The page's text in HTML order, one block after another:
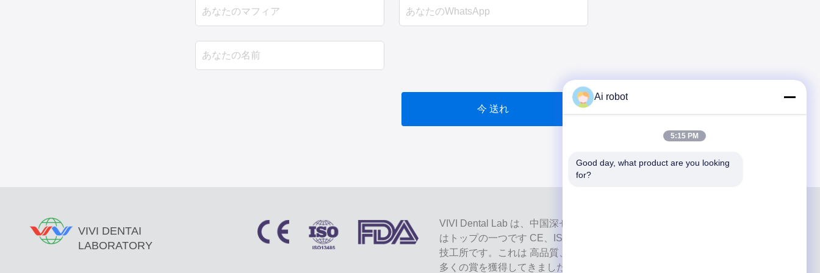
今 送れ
VIVI DENTAI
LABORATORY
VIVI Dental Lab は、中国深センのハイレベルなフルサービスのラボです。それ
はトップの一つです CE、ISO、FDAの認証を取得し、最新の機械を備えた歯科
技工所です。これは 高品質、短納期、専門的なサービスへの取り組みにより、
多くの賞を獲得してきました。 欧州および米国市場からの肯定的なフィードバ
Ai robot
5:15 PM
Good day, what product are you looking
for?